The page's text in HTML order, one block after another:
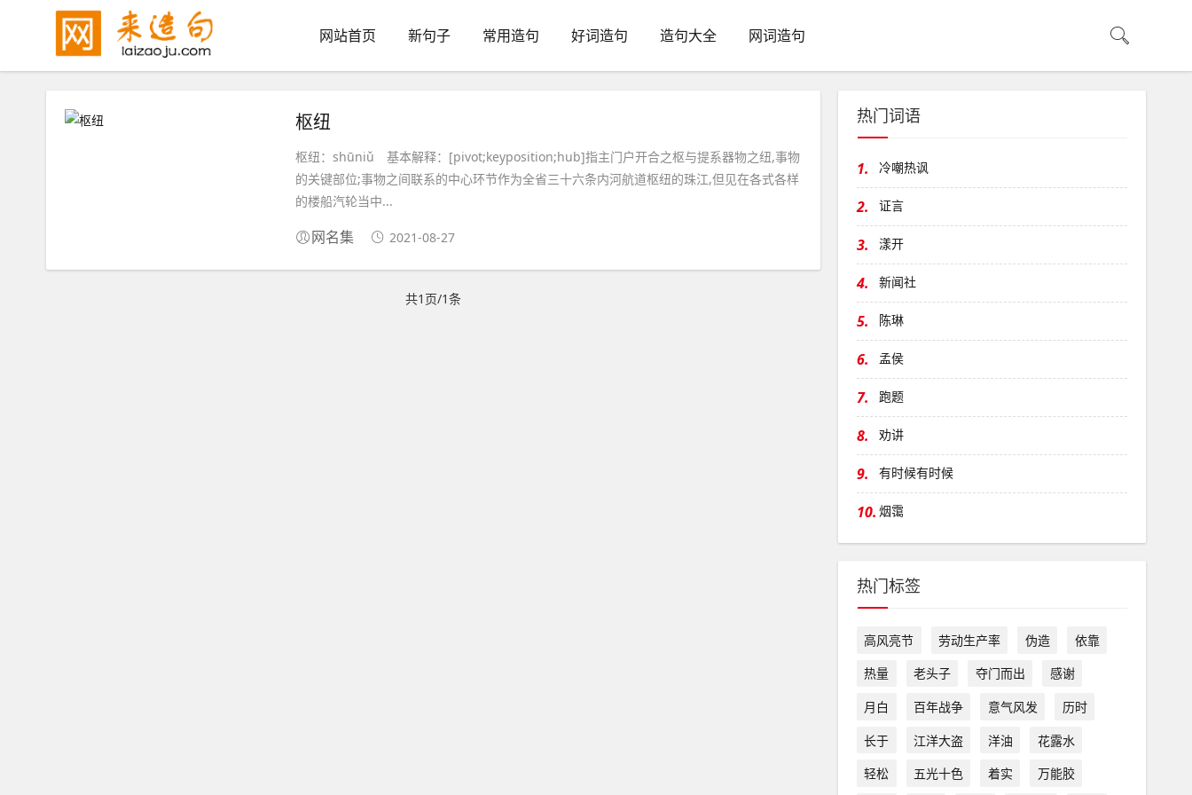
网站首页 新句子 常用造句 好词造句 造句大全 网词造句
枢纽
枢纽：shūniǔ 基本解释：[pivot;keyposition;hub]指主门户开合之枢与提系器物之纽,事物
的关键部位;事物之间联系的中心环节作为全省三十六条内河航道枢纽的珠江,但见在各式各样
的楼船汽轮当中...
网名集 2021-08-27
共1页/1条
热门词语
1. 冷嘲热讽
2. 证言
3. 漾开
4. 新闻社
5. 陈琳
6. 孟侯
7. 跑题
8. 劝讲
9. 有时候有时候
10. 烟霭
热门标签
高风亮节 劳动生产率 伪造
依靠
热量
老头子 夺门而出
感谢
月白
百年战争 意气风发
历时
长于
江洋大盗 洋油
花露水
轻松
五光十色 着实 万能胶